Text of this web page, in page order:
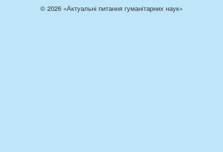
© 2026 «Актуальні питання гуманітарних наук»